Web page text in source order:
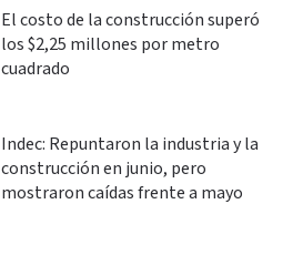
El costo de la construcción superó
los $2,25 millones por metro
cuadrado
Indec: Repuntaron la industria y la
construcción en junio, pero
mostraron caídas frente a mayo